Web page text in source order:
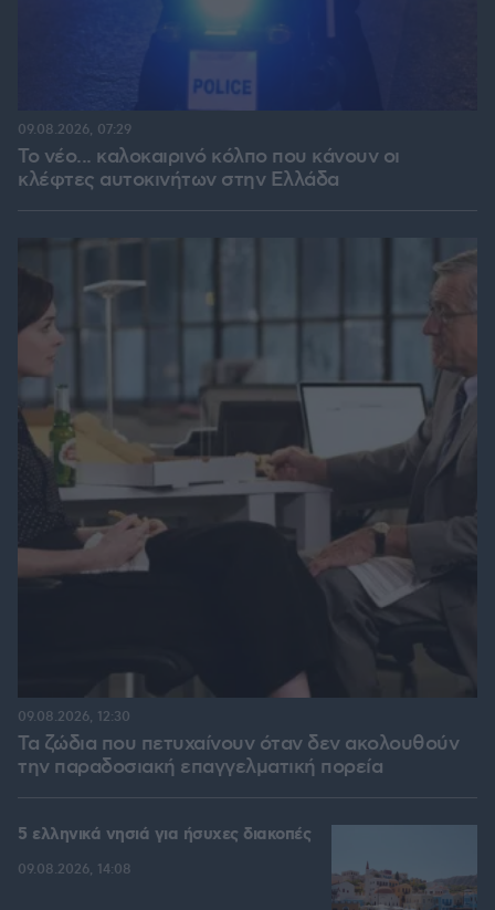
Το νέο... καλοκαιρινό κόλπο που κάνουν οι
κλέφτες αυτοκινήτων στην Ελλάδα
09.08.2026, 07:29
Τα ζώδια που πετυχαίνουν όταν δεν ακολουθούν
την παραδοσιακή επαγγελματική πορεία
09.08.2026, 12:30
5 ελληνικά νησιά για ήσυχες διακοπές
09.08.2026, 14:08